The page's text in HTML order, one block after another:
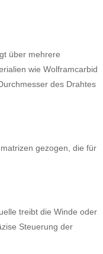
über mehrere
wie Wolframcarbid
des Drahtes
gezogen, die für
treibt die Winde oder
Steuerung der